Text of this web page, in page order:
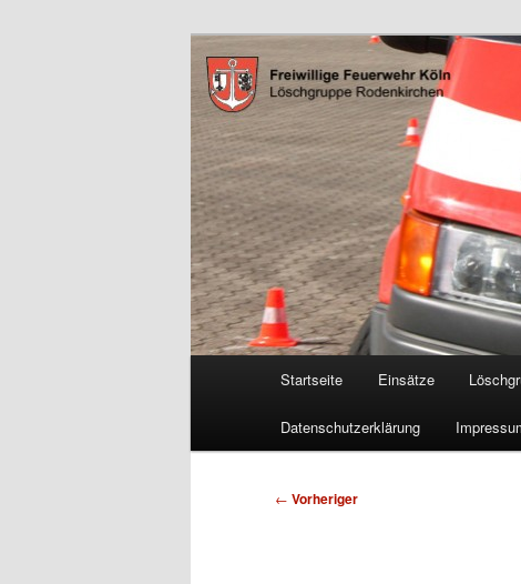
FF Köln, LG RD
Freiwillige Feuerwehr Köln,
Startseite Einsätze
Datenschutzerklärung
Beitragsnavigation
← Vorheriger